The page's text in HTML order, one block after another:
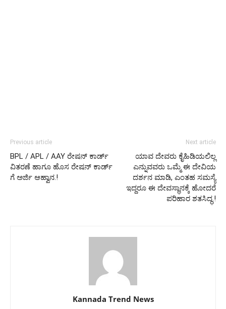
Previous article
BPL / APL / AAY ರೇಷನ್ ಕಾರ್ಡ್
ವಿತರಣೆ ಹಾಗೂ ಹೊಸ ರೇಷನ್ ಕಾರ್ಡ್
ಗೆ ಅರ್ಜಿ ಆಹ್ವಾನ.!
Next article
ಯಾವ ದೇವರು ಕೈಹಿಡಿಯಲಿಲ್ಲ
ಎನ್ನುವವರು ಒಮ್ಮೆ ಈ ದೇವಿಯ
ದರ್ಶನ ಮಾಡಿ, ಎಂತಹ ಸಮಸ್ಯೆ
ಇದ್ದರೂ ಈ ದೇವಸ್ಥಾನಕ್ಕೆ ಹೋದರೆ
ಪರಿಹಾರ ಶತಸಿದ್ಧ.!
Kannada Trend News